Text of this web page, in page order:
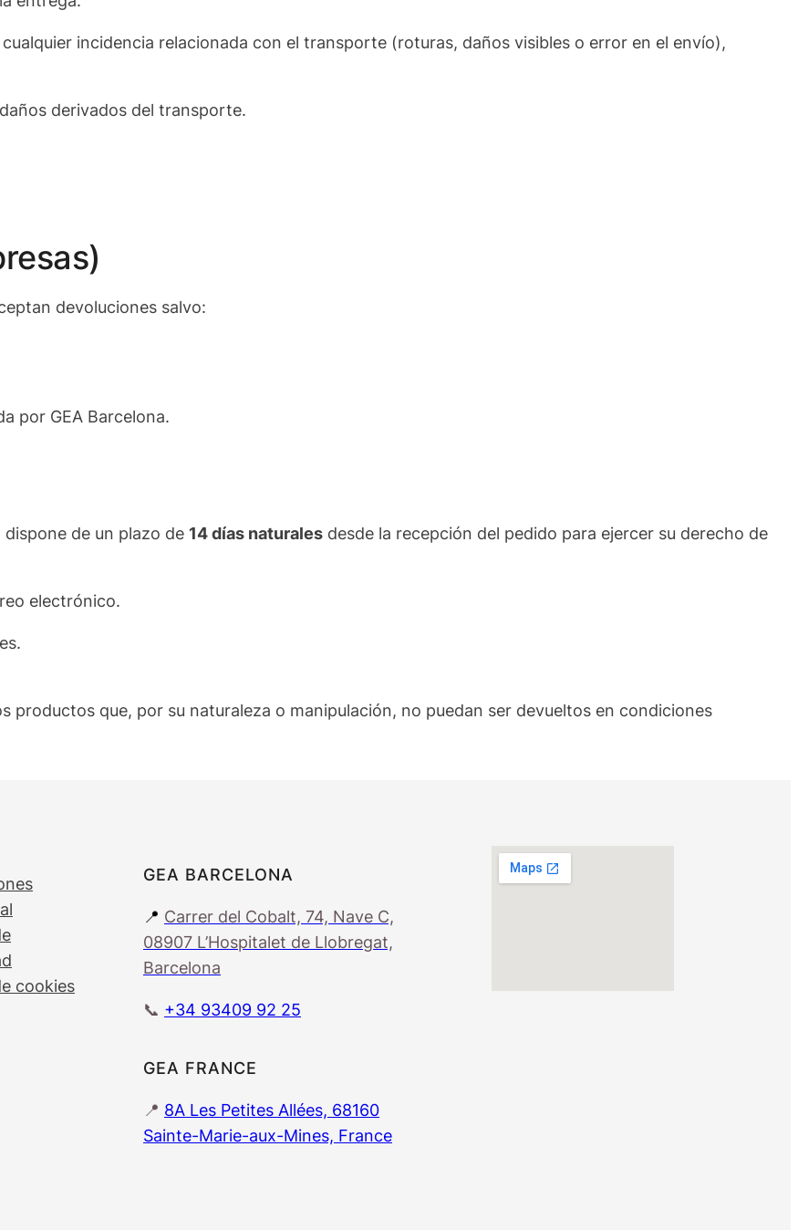
incidencia relacionada con el transporte (roturas, daños visibles o error en el envío),
derivados del transporte.
devoluciones salvo:
por GEA Barcelona.
de un plazo de 14 días naturales desde la recepción del pedido para ejercer su derecho de
electrónico.
productos que, por su naturaleza o manipulación, no puedan ser devueltos en condiciones
cookies
GEA BARCELONA
📍 Carrer del Cobalt, 74, Nave C,
08907 L’Hospitalet de Llobregat,
Barcelona
📞 +34 93409 92 25
GEA FRANCE
📍 8A Les Petites Allées, 68160
Sainte-Marie-aux-Mines, France